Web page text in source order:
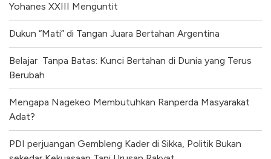
Yohanes XXIII Menguntit
Dukun “Mati” di Tangan Juara Bertahan Argentina
Belajar Tanpa Batas: Kunci Bertahan di Dunia yang Terus
Berubah
Mengapa Nagekeo Membutuhkan Ranperda Masyarakat
Adat?
PDI perjuangan Gembleng Kader di Sikka, Politik Bukan